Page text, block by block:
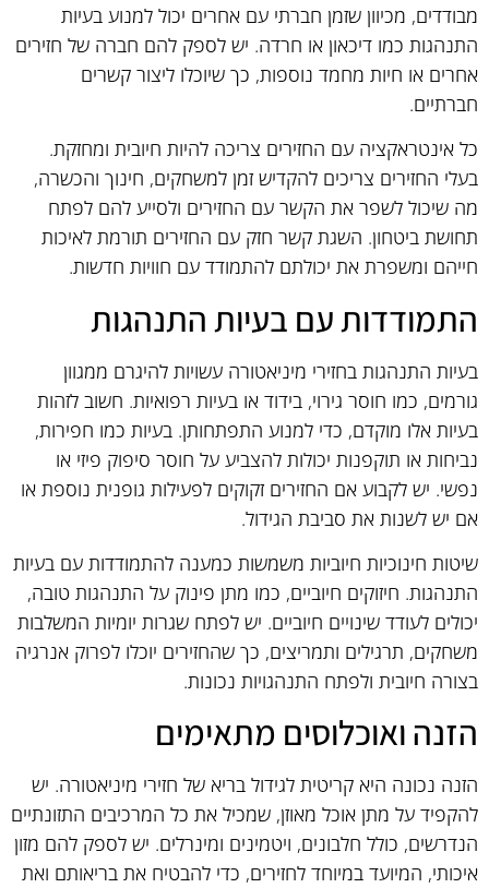
מבודדים, מכיוון שזמן חברתי עם אחרים יכול למנוע בעיות
התנהגות כמו דיכאון או חרדה. יש לספק להם חברה של חזירים
אחרים או חיות מחמד נוספות, כך שיוכלו ליצור קשרים
חברתיים.
כל אינטראקציה עם החזירים צריכה להיות חיובית ומחזקת.
בעלי החזירים צריכים להקדיש זמן למשחקים, חינוך והכשרה,
מה שיכול לשפר את הקשר עם החזירים ולסייע להם לפתח
תחושת ביטחון. השגת קשר חזק עם החזירים תורמת לאיכות
חייהם ומשפרת את יכולתם להתמודד עם חוויות חדשות.
התמודדות עם בעיות התנהגות
בעיות התנהגות בחזירי מיניאטורה עשויות להיגרם ממגוון
גורמים, כמו חוסר גירוי, בידוד או בעיות רפואיות. חשוב לזהות
בעיות אלו מוקדם, כדי למנוע התפתחותן. בעיות כמו חפירות,
נביחות או תוקפנות יכולות להצביע על חוסר סיפוק פיזי או
נפשי. יש לקבוע אם החזירים זקוקים לפעילות גופנית נוספת או
אם יש לשנות את סביבת הגידול.
שיטות חינוכיות חיוביות משמשות כמענה להתמודדות עם בעיות
התנהגות. חיזוקים חיוביים, כמו מתן פינוק על התנהגות טובה,
יכולים לעודד שינויים חיוביים. יש לפתח שגרות יומיות המשלבות
משחקים, תרגילים ותמריצים, כך שהחזירים יוכלו לפרוק אנרגיה
בצורה חיובית ולפתח התנהגויות נכונות.
הזנה ואוכלוסים מתאימים
הזנה נכונה היא קריטית לגידול בריא של חזירי מיניאטורה. יש
להקפיד על מתן אוכל מאוזן, שמכיל את כל המרכיבים התזונתיים
הנדרשים, כולל חלבונים, ויטמינים ומינרלים. יש לספק להם מזון
איכותי, המיועד במיוחד לחזירים, כדי להבטיח את בריאותם ואת